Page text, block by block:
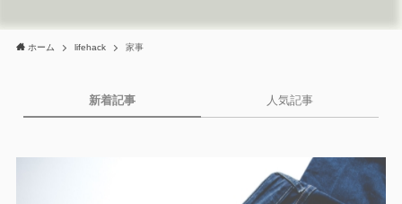
ホーム lifehack 家事
新着記事 人気記事